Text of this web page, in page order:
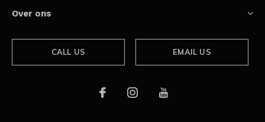
Over ons
CALL US EMAIL US